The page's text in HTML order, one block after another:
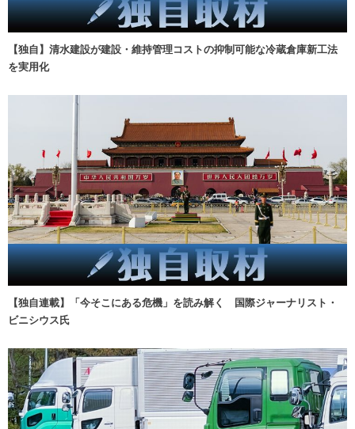
【独自】清水建設が建設・維持管理コストの抑制可能な冷蔵倉庫新工法
を実用化
【独自連載】「今そこにある危機」を読み解く 国際ジャーナリスト・
ビニシウス氏